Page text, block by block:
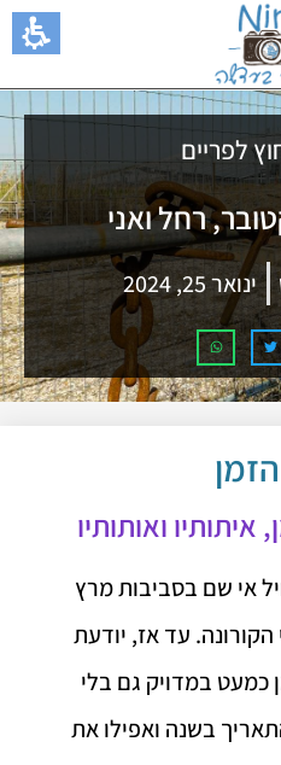
לפריים
רחל ואני
ינואר 25, 2024
ואותותיו
אי שם בסביבות מרץ
הקורונה. עד אז, יודעת
כמעט במדויק גם בלי
בשנה ואפילו את